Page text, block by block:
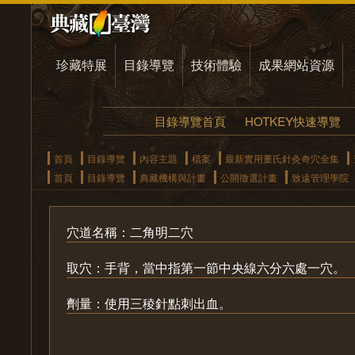
珍藏特展 目錄導覽 技術體驗 成果網站資源
目錄導覽首頁 HOTKEY快速導覽
首頁 目錄導覽 內容主題 檔案 最新實用董氏針灸奇穴全集
首頁
目錄導覽 典藏機構與計畫 公開徵選計畫 致遠管理學院
穴道名稱：二角明二穴
取穴：手背，當中指第一節中央線六分六處一穴。
劑量：使用三稜針點刺出血。